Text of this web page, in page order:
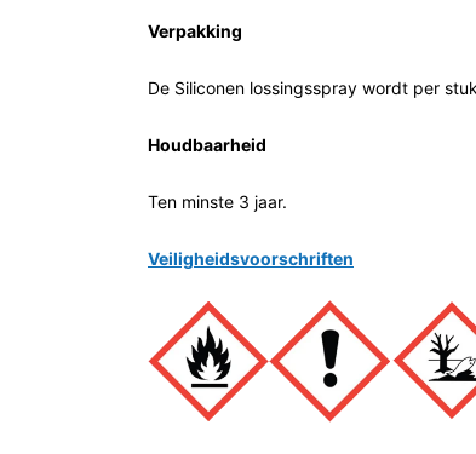
Verpakking
De Siliconen lossingsspray wordt per
Houdbaarheid
Ten minste 3 jaar.
Veiligheidsvoorschriften